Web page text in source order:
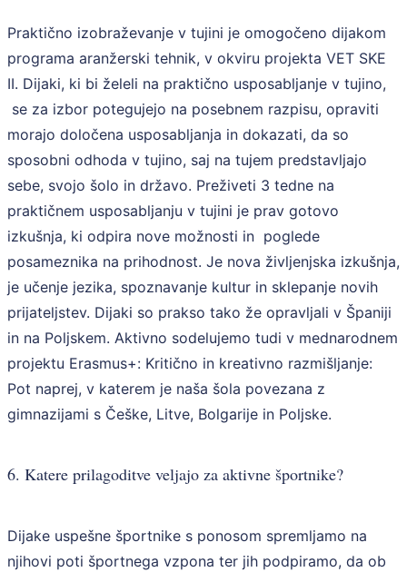
Praktično izobraževanje v tujini je omogočeno dijakom
programa aranžerski tehnik, v okviru projekta VET SKE
II. Dijaki, ki bi želeli na praktično usposabljanje v tujino,
se za izbor potegujejo na posebnem razpisu, opraviti
morajo določena usposabljanja in dokazati, da so
sposobni odhoda v tujino, saj na tujem predstavljajo
sebe, svojo šolo in državo. Preživeti 3 tedne na
praktičnem usposabljanju v tujini je prav gotovo
izkušnja, ki odpira nove možnosti in poglede
posameznika na prihodnost. Je nova življenjska izkušnja,
je učenje jezika, spoznavanje kultur in sklepanje novih
prijateljstev. Dijaki so prakso tako že opravljali v Španiji
in na Poljskem. Aktivno sodelujemo tudi v mednarodnem
projektu Erasmus+: Kritično in kreativno razmišljanje:
Pot naprej, v katerem je naša šola povezana z
gimnazijami s Češke, Litve, Bolgarije in Poljske.
6. Katere prilagoditve veljajo za aktivne športnike?
Dijake uspešne športnike s ponosom spremljamo na
njihovi poti športnega vzpona ter jih podpiramo, da ob